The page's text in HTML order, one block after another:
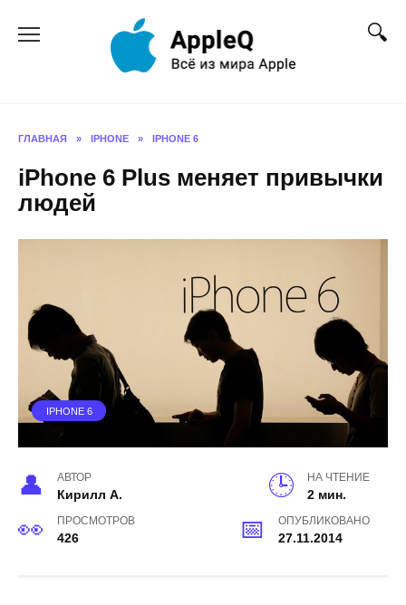
ГЛАВНАЯ » IPHONE » IPHONE 6
iPhone 6 Plus меняет привычки
людей
IPHONE 6
АВТОР
Кирилл А.
НА ЧТЕНИЕ
2 мин.
ПРОСМОТРОВ
426
ОПУБЛИКОВАНО
27.11.2014